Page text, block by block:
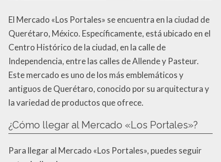
El Mercado «Los Portales» se encuentra en la ciudad de
Querétaro, México. Específicamente, está ubicado en el
Centro Histórico de la ciudad, en la calle de
Independencia, entre las calles de Allende y Pasteur.
Este mercado es uno de los más emblemáticos y
antiguos de Querétaro, conocido por su arquitectura y
la variedad de productos que ofrece.
¿Cómo llegar al Mercado «Los Portales»?
Para llegar al Mercado «Los Portales», puedes seguir